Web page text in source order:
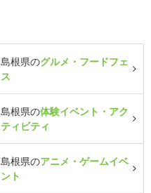
島根県のグルメ・フードフェ
ス
島根県の体験イベント・アク
ティビティ
島根県のアニメ・ゲームイベ
ント